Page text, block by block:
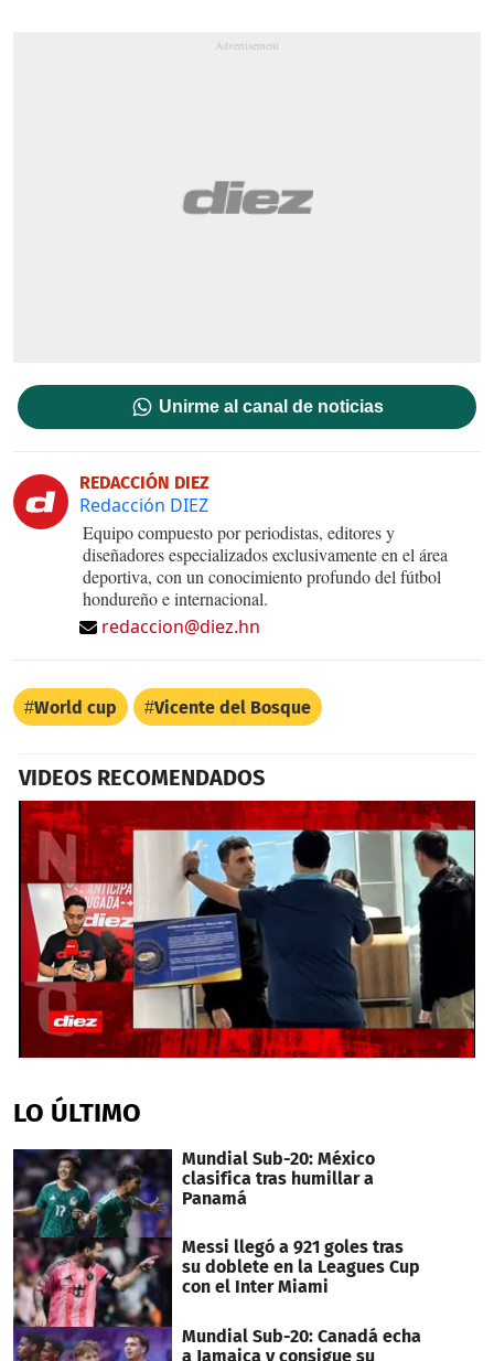
Unirme al canal de noticias
REDACCIÓN DIEZ
Redacción DIEZ
Equipo compuesto por periodistas, editores y
diseñadores especializados exclusivamente en el área
deportiva, con un conocimiento profundo del fútbol
hondureño e internacional.
redaccion@diez.hn
World cup Vicente del Bosque
VIDEOS RECOMENDADOS
of
6
51
seconds
LO ÚLTIMO
Mundial Sub-20: México
clasifica tras humillar a
Panamá
Messi llegó a 921 goles tras
su doblete en la Leagues Cup
con el Inter Miami
Mundial Sub-20: Canadá echa
a Jamaica y consigue su